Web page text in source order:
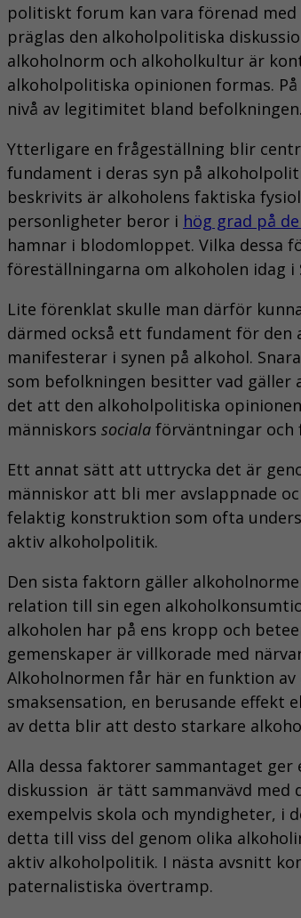
politiskt forum kan vara förenad
präglas den alkoholpolitiska
alkoholnorm och alkoholkultur är
alkoholpolitiska opinionen formas.
nivå av legitimitet bland befolkningen.
Ytterligare en frågeställning blir
fundament i deras syn på
beskrivits är alkoholens faktiska
personligheter beror i hög grad på
hamnar i blodomloppet. Vilka dessa
föreställningarna om alkoholen idag
Lite förenklat skulle man därför
därmed också ett fundament för den
manifesterar i synen på alkohol.
som befolkningen besitter vad gäller
det att den alkoholpolitiska
människors sociala förväntningar och
Ett annat sätt att uttrycka det är
människor att bli mer avslappnade
felaktig konstruktion som ofta
aktiv alkoholpolitik.
Den sista faktorn gäller
relation till sin egen
alkoholen har på ens kropp och
gemenskaper är villkorade med
Alkoholnormen får här en funktion
smaksensation, en berusande effekt
av detta blir att desto starkare
Alla dessa faktorer sammantaget
diskussion  är tätt sammanvävd
exempelvis skola och myndigheter, i
detta till viss del genom olika
aktiv alkoholpolitik. I nästa avsnitt
paternalistiska övertramp.